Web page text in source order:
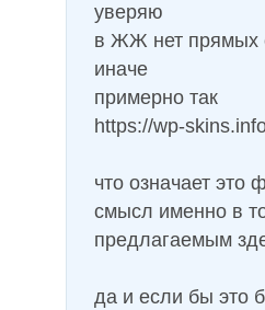
уверяю
в ЖЖ нет прямых
иначе
примерно так
https://wp-
что означает это
смысл именно в
предлагаемым
да и если бы это